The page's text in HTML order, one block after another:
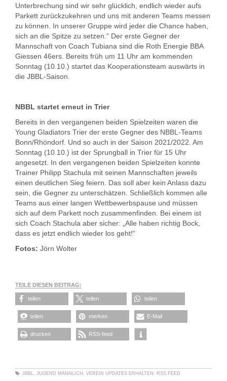
Unterbrechung sind wir sehr glücklich, endlich wieder aufs
Parkett zurückzukehren und uns mit anderen Teams messen
zu können. In unserer Gruppe wird jeder die Chance haben,
sich an die Spitze zu setzen.“ Der erste Gegner der
Mannschaft von Coach Tubiana sind die Roth Energie BBA
Giessen 46ers. Bereits früh um 11 Uhr am kommenden
Sonntag (10.10.) startet das Kooperationsteam auswärts in
die JBBL-Saison.
NBBL startet erneut in Trier
Bereits in den vergangenen beiden Spielzeiten waren die
Young Gladiators Trier der erste Gegner des NBBL-Teams
Bonn/Rhöndorf. Und so auch in der Saison 2021/2022. Am
Sonntag (10.10.) ist der Sprungball in Trier für 15 Uhr
angesetzt. In den vergangenen beiden Spielzeiten konnte
Trainer Philipp Stachula mit seinen Mannschaften jeweils
einen deutlichen Sieg feiern. Das soll aber kein Anlass dazu
sein, die Gegner zu unterschätzen. Schließlich kommen alle
Teams aus einer langen Wettbewerbspause und müssen
sich auf dem Parkett noch zusammenfinden. Bei einem ist
sich Coach Stachula aber sicher: „Alle haben richtig Bock,
dass es jetzt endlich wieder los geht!“
Fotos: Jörn Wolter
TEILE DIESEN BEITRAG:
teilen teilen teilen
teilen merken E-Mail
drucken RSS-feed
JBBL, JUGEND MÄNNLICH , VEREIN UPDATES ERHALTEN: RSS FEED